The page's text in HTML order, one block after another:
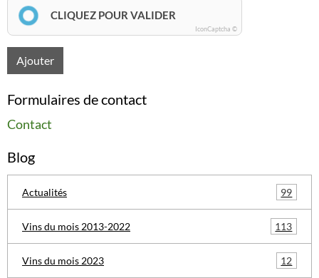
CLIQUEZ POUR VALIDER
IconCaptcha ©
Ajouter
Formulaires de contact
Contact
Blog
Actualités 99
Vins du mois 2013-2022 113
Vins du mois 2023 12